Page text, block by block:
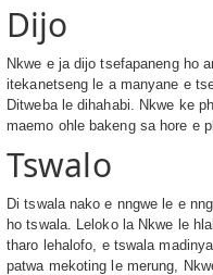
Dijo
Nkwe e ja dijo tsefapaneng ho
itekanetseng le a manyane e
Ditweba le dihahabi. Nkwe ke
maemo ohle bakeng sa hore e
Tswalo
Di tswala nako e nngwe le e
ho tswala. Leloko la Nkwe le
tharo lehalofo, e tswala
patwa mekoting le merung,